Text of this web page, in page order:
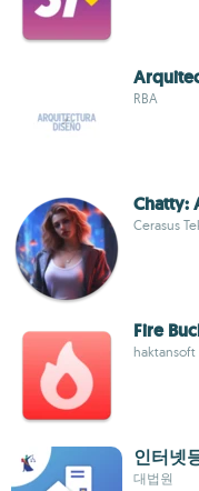
RBA
Chatty:
Cerasus
Fire
haktansoft
인터넷
대법원